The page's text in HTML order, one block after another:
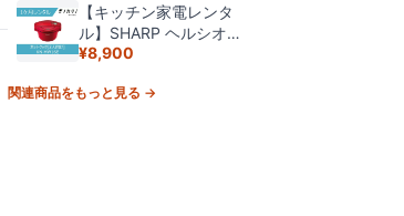
安レンタル 4人向け
2.4L シャープ 電気自
動調理鍋
【キッチン家電レンタ
ル】SHARP ヘルシオ
ホットクック KN-
タル 2人向け 1.6L シャ
¥8,900
関連商品をもっと見る →